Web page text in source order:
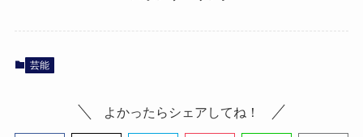
芸能
よかったらシェアしてね！